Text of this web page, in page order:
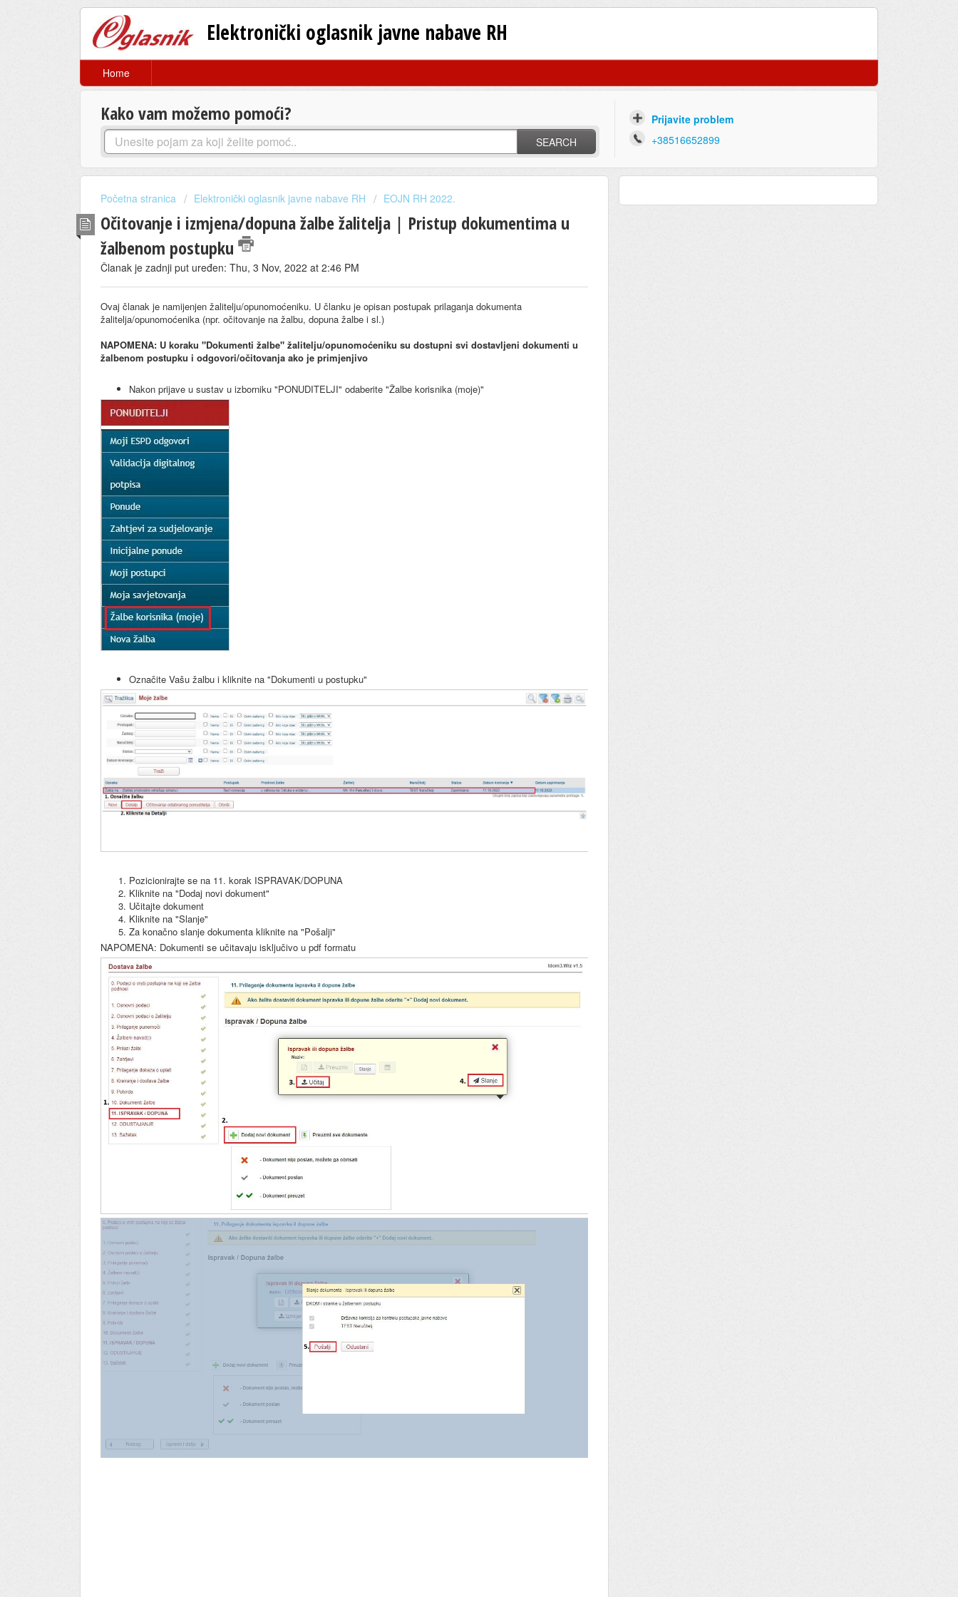
Elektronički oglasnik javne nabave RH
Home
Kako vam možemo pomoći?
SEARCH
Prijavite problem
+38516652899
Početna stranica Elektronički oglasnik javne nabave RH EOJN RH 2022.
Očitovanje i izmjena/dopuna žalbe žalitelja | Pristup dokumentima u
žalbenom postupku
Članak je zadnji put uređen: Thu, 3 Nov, 2022 at 2:46 PM
Ovaj članak je namijenjen žalitelju/opunomoćeniku. U članku je opisan postupak prilaganja dokumenta
žalitelja/opunomoćenika (npr. očitovanje na žalbu, dopuna žalbe i sl.)
NAPOMENA: U koraku "Dokumenti žalbe" žalitelju/opunomoćeniku su dostupni svi dostavljeni dokumenti u
žalbenom postupku i odgovori/očitovanja ako je primjenjivo
Nakon prijave u sustav u izborniku "PONUDITELJI" odaberite "Žalbe korisnika (moje)"
Označite Vašu žalbu i kliknite na "Dokumenti u postupku"
Pozicionirajte se na 11. korak ISPRAVAK/DOPUNA
Kliknite na "Dodaj novi dokument"
Učitajte dokument
Kliknite na "Slanje"
Za konačno slanje dokumenta kliknite na "Pošalji"
NAPOMENA: Dokumenti se učitavaju isključivo u pdf formatu